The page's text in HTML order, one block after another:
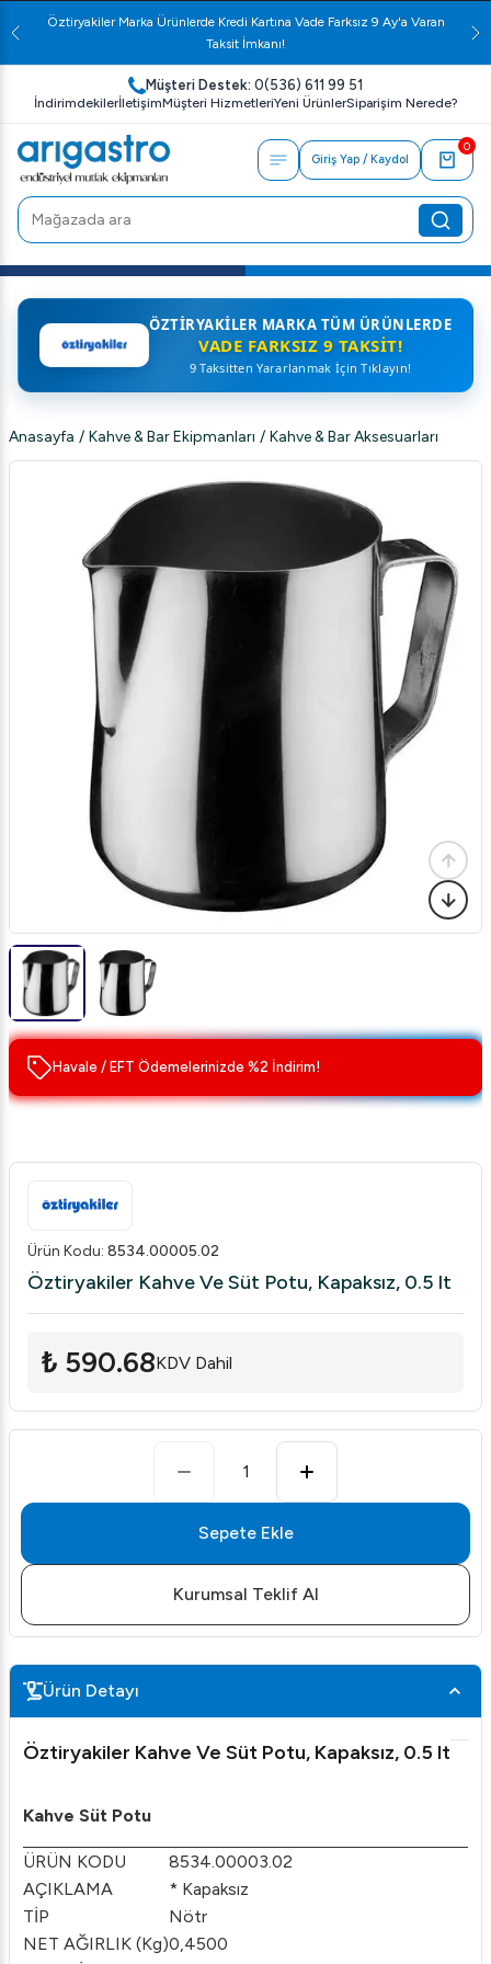
Öztiryakiler Marka Ürünlerde Kredi Kartına Vade Farksız 9 Ay'a Varan
Taksit İmkanı!
Müşteri Destek: 0(536) 611 99 51
İndirimdekilerİletişimMüşteri HizmetleriYeni ÜrünlerSiparişim Nerede?
Giriş Yap / Kaydol
0
ÖZTIRYAKILER MARKA TÜM ÜRÜNLERDE
VADE FARKSIZ 9 TAKSIT!
9 Taksitten Yararlanmak İçin Tıklayın!
Anasayfa / Kahve & Bar Ekipmanları / Kahve & Bar Aksesuarları
Havale / EFT Ödemelerinizde %2 İndirim!
Ürün Kodu: 8534.00005.02
Öztiryakiler Kahve Ve Süt Potu, Kapaksız, 0.5 lt
₺ 590.68KDV Dahil
1
Sepete Ekle
Kurumsal Teklif Al
Ürün Detayı
Öztiryakiler Kahve Ve Süt Potu, Kapaksız, 0.5 lt
Kahve Süt Potu
ÜRÜN KODU
8534.00003.02
AÇIKLAMA
* Kapaksız
TİP
Nötr
NET AĞIRLIK (Kg)0,4500